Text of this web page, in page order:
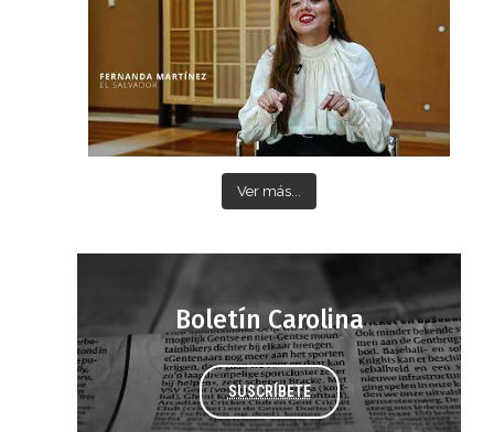
Ver más...
Boletín Carolina
SUSCRÍBETE